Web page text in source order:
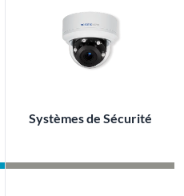
Systèmes de Sécurité